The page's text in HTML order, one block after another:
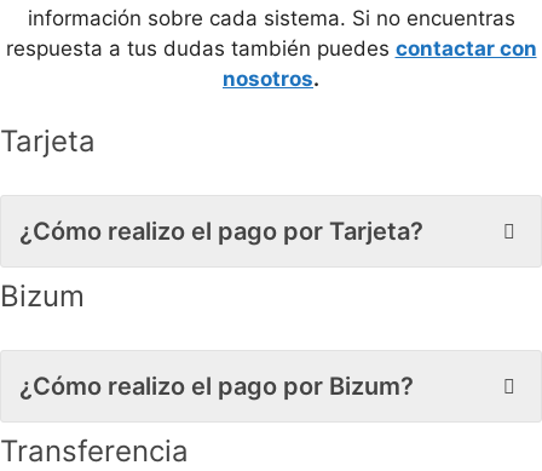
información sobre cada sistema. Si no encuentras
respuesta a tus dudas también puedes contactar con
nosotros.
Tarjeta
¿Cómo realizo el pago por Tarjeta?
Bizum
¿Cómo realizo el pago por Bizum?
Transferencia